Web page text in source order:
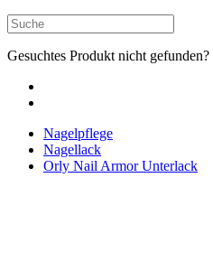
Gesuchtes Produkt nicht gefunden?
Nagelpflege
Nagellack
Orly Nail Armor Unterlack